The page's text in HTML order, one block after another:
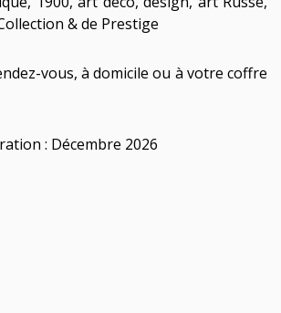
& de Prestige
vous, à domicile ou à votre coffre
: Décembre 2026